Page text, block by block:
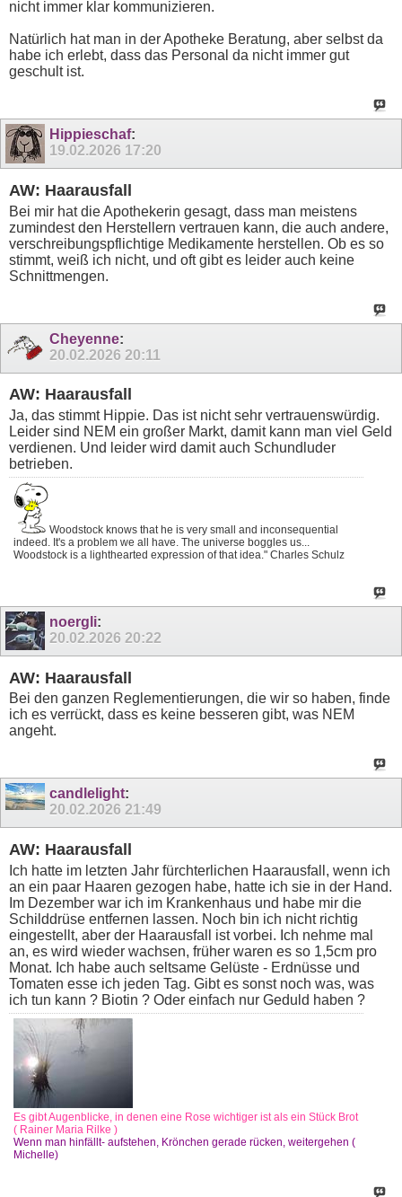
nicht immer klar kommunizieren.
Natürlich hat man in der Apotheke Beratung, aber selbst da
habe ich erlebt, dass das Personal da nicht immer gut
geschult ist.
Hippieschaf:
19.02.2026 17:20
AW: Haarausfall
Bei mir hat die Apothekerin gesagt, dass man meistens
zumindest den Herstellern vertrauen kann, die auch andere,
verschreibungspflichtige Medikamente herstellen. Ob es so
stimmt, weiß ich nicht, und oft gibt es leider auch keine
Schnittmengen.
Cheyenne:
20.02.2026 20:11
AW: Haarausfall
Ja, das stimmt Hippie. Das ist nicht sehr vertrauenswürdig.
Leider sind NEM ein großer Markt, damit kann man viel Geld
verdienen. Und leider wird damit auch Schundluder
betrieben.
Woodstock knows that he is very small and inconsequential
indeed. It's a problem we all have. The universe boggles us...
Woodstock is a lighthearted expression of that idea." Charles Schulz
noergli:
20.02.2026 20:22
AW: Haarausfall
Bei den ganzen Reglementierungen, die wir so haben, finde
ich es verrückt, dass es keine besseren gibt, was NEM
angeht.
candlelight:
20.02.2026 21:49
AW: Haarausfall
Ich hatte im letzten Jahr fürchterlichen Haarausfall, wenn ich
an ein paar Haaren gezogen habe, hatte ich sie in der Hand.
Im Dezember war ich im Krankenhaus und habe mir die
Schilddrüse entfernen lassen. Noch bin ich nicht richtig
eingestellt, aber der Haarausfall ist vorbei. Ich nehme mal
an, es wird wieder wachsen, früher waren es so 1,5cm pro
Monat. Ich habe auch seltsame Gelüste - Erdnüsse und
Tomaten esse ich jeden Tag. Gibt es sonst noch was, was
ich tun kann ? Biotin ? Oder einfach nur Geduld haben ?
Es gibt Augenblicke, in denen eine Rose wichtiger ist als ein Stück Brot
( Rainer Maria Rilke )
Wenn man hinfällt- aufstehen, Krönchen gerade rücken, weitergehen (
Michelle)